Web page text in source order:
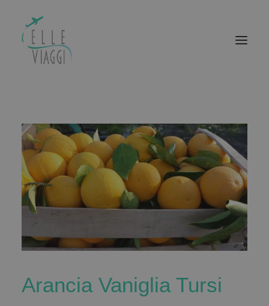
BASILICATA BOUTIQUE
ACQUISTA IL TUO VIAGGIO
LUIGIA EVENTS
BASILICATA BELLEZZA
Arancia Vaniglia Tursi